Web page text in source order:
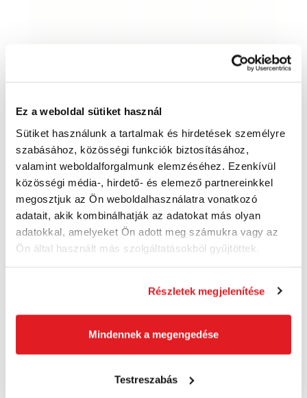
Ez a weboldal sütiket használ
Sütiket használunk a tartalmak és hirdetések személyre
szabásához, közösségi funkciók biztosításához,
valamint weboldalforgalmunk elemzéséhez. Ezenkívül
közösségi média-, hirdető- és elemező partnereinkkel
megosztjuk az Ön weboldalhasználatra vonatkozó
adatait, akik kombinálhatják az adatokat más olyan
adatokkal, amelyeket Ön adott meg számukra vagy az
Ön által használt más szolgáltatásokból gyűjtöttek.
Részletek megjelenítése
Mindennek a megengedése
Testreszabás
BOSCH 2608606081 - 10 részes
60
2608606081
9 000 Ft
7 090 Ft ÁFA nélkül
Szállításra kész
Kosárba